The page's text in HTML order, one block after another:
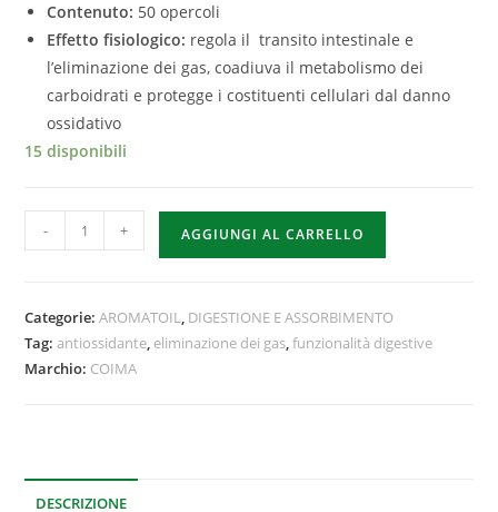
Contenuto: 50 opercoli
Effetto fisiologico: regola il transito intestinale e
l’eliminazione dei gas, coadiuva il metabolismo dei
carboidrati e protegge i costituenti cellulari dal danno
ossidativo
15 disponibili
- + AGGIUNGI AL CARRELLO
Categorie:AROMATOIL, DIGESTIONE E ASSORBIMENTO
Tag:antiossidante, eliminazione dei gas,funzionalità digestive
Marchio: COIMA
DESCRIZIONE